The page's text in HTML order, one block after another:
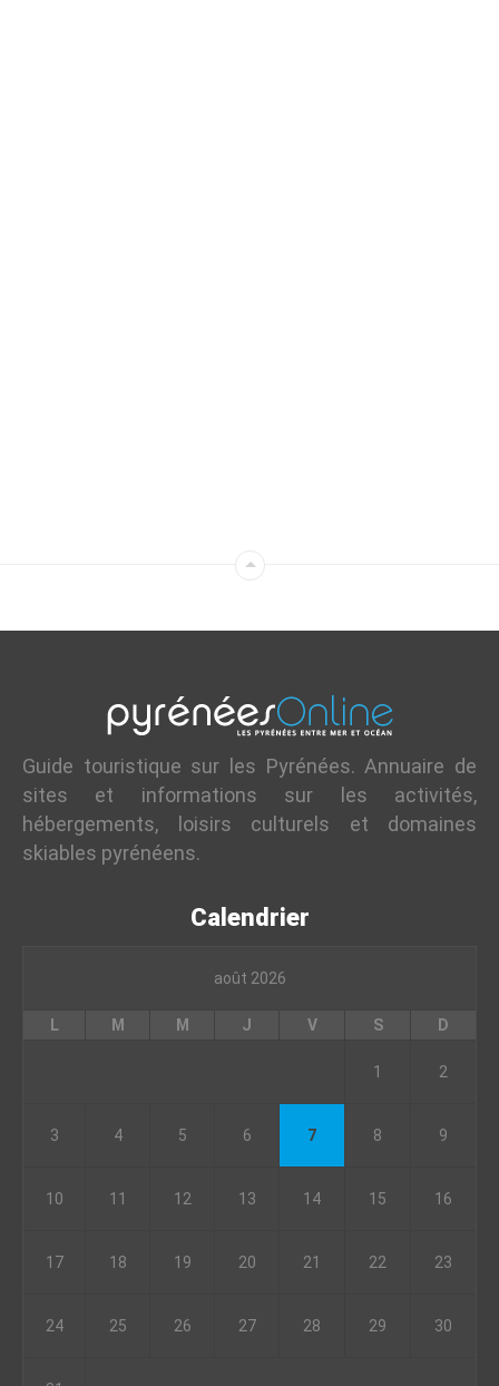
Guide touristique sur les Pyrénées. Annuaire de
sites et informations sur les activités,
hébergements, loisirs culturels et domaines
skiables pyrénéens.
Calendrier
août 2026
L M M J V S D
1 2
3 4 5 6 7 8 9
10 11 12 13 14 15 16
17 18 19 20 21 22 23
24 25 26 27 28 29 30